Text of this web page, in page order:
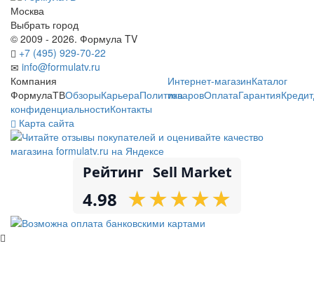
Москва
Выбрать город
© 2009 - 2026. Формула TV
+7 (495) 929-70-22
info@formulatv.ru
Компания
ФормулаТВОбзорыКарьераПолитика
конфиденциальностиКонтакты
Интернет-магазинКаталог
товаровОплатаГарантияКредит
Карта сайта
Рейтинг Sell Market
4.98 ★
★★
★★
★★
★★
★